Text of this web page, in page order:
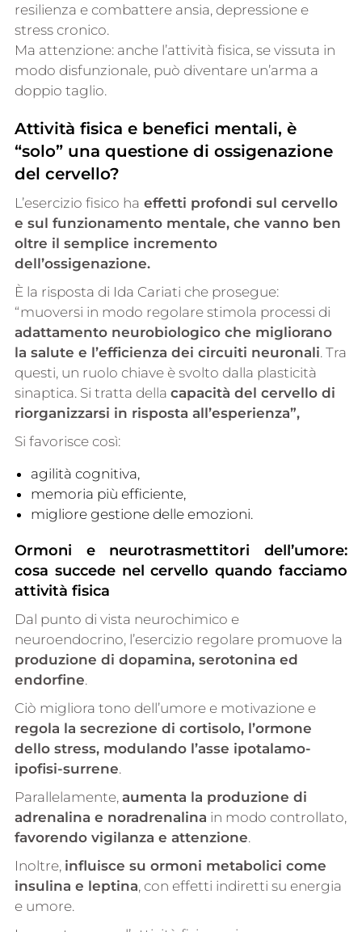
resilienza e combattere ansia, depressione e
stress cronico.
Ma attenzione: anche l’attività fisica, se vissuta in
modo disfunzionale, può diventare un’arma a
doppio taglio.
Attività fisica e benefici mentali, è
“solo” una questione di ossigenazione
del cervello?
L’esercizio fisico ha effetti profondi sul cervello
e sul funzionamento mentale, che vanno ben
oltre il semplice incremento
dell’ossigenazione.
È la risposta di Ida Cariati che prosegue:
“muoversi in modo regolare stimola processi di
adattamento neurobiologico che migliorano
la salute e l’efficienza dei circuiti neuronali. Tra
questi, un ruolo chiave è svolto dalla plasticità
sinaptica. Si tratta della capacità del cervello di
riorganizzarsi in risposta all’esperienza”,
Si favorisce così:
agilità cognitiva,
memoria più efficiente,
migliore gestione delle emozioni.
Ormoni e neurotrasmettitori dell’umore:
cosa succede nel cervello quando facciamo
attività fisica
Dal punto di vista neurochimico e
neuroendocrino, l’esercizio regolare promuove la
produzione di dopamina, serotonina ed
endorfine.
Ciò migliora tono dell’umore e motivazione e
regola la secrezione di cortisolo, l’ormone
dello stress, modulando l’asse ipotalamo-
ipofisi-surrene.
Parallelamente, aumenta la produzione di
adrenalina e noradrenalina in modo controllato,
favorendo vigilanza e attenzione.
Inoltre, influisce su ormoni metabolici come
insulina e leptina, con effetti indiretti su energia
e umore.